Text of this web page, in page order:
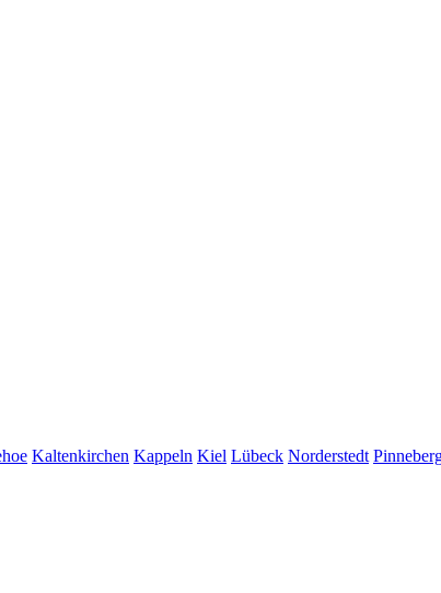
Kaltenkirchen Kappeln Kiel Lübeck Norderstedt